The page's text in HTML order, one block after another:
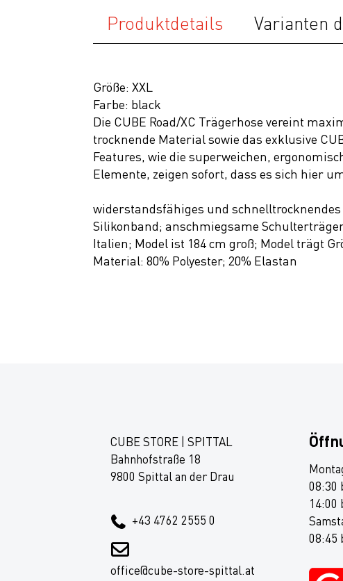
Produktdetails Varianten
Größe: XXL
Farbe: black
Die CUBE Road/XC Trägerhose vereint
trocknende Material sowie das exklusive
Features, wie die superweichen,
Elemente, zeigen sofort, dass es sich hier
widerstandsfähiges und
Silikonband; anschmiegsame
Italien; Model ist 184 cm groß; Model trägt
Material: 80% Polyester; 20% Elastan
CUBE STORE | SPITTAL
Bahnhofstraße 18
9800 Spittal an der Drau
+43 4762 2555 0
office@cube-store-spittal.at
08:30
14:00
08:45